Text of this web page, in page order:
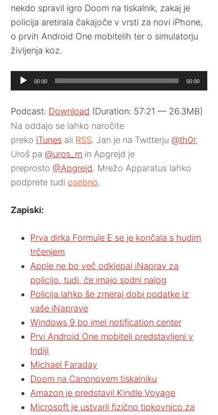
nekdo spravil igro Doom na tiskalnik, zakaj je
policija aretirala čakajoče v vrsti za novi iPhone,
o prvih Android One mobitelih ter o simulatorju
življenja koz.
Audio
Player
00:00 00:00
Podcast: Download (Duration: 57:21 — 26.3MB)
Na oddajo se lahko naročite
preko iTunes ali RSS. Jan je na Twitterju@th0r,
Uroš pa@uros_m in Apgrejd je
preprosto@Apgrejd. Mrežo Apparatus lahko
podprete tudi osebno.
Zapiski:
Prva dirka Formule E se je končala s hudim
trčenjem
Apple ne bo več odklepal iNaprav za
policijo, tudi, če imajo sodni nalog
Policija lahko še zmeraj dobi podatke iz
vaše iNaprave
Windows 9 bo imel notification center
Prvi Android One mobiteli predstavljeni v
Indiji
Michael Faraday
Doom na Canonovem tiskalniku
Amazon je predstavil Kindle Voyage
Microsoft je ustvaril fizično tipkovnico za